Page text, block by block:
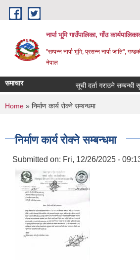
Skip to main content
नार्पा भूमि गाउँपालिका, गाँउ
"सम्पन्न नार्पा भूमि, प्रसन्न नार्पा जाति",
नेपाल
समाचार सूची दर्ता गराउने सम्बन्धी
You are here
Home » निर्माण कार्य रोक्ने सम्बन्धमा
निर्माण कार्य रोक्ने सम्बन्धमा
Submitted on: Fri, 12/26/2025 -